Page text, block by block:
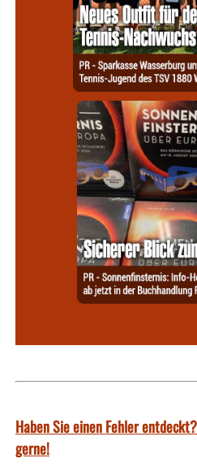
Haben Sie einen Fehler
gerne!